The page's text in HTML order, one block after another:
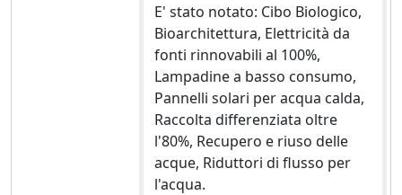
E' stato notato: Cibo Biologico,
Bioarchitettura, Elettricità da
fonti rinnovabili al 100%,
Lampadine a basso consumo,
Pannelli solari per acqua calda,
Raccolta differenziata oltre
l'80%, Recupero e riuso delle
acque, Riduttori di flusso per
l'acqua.